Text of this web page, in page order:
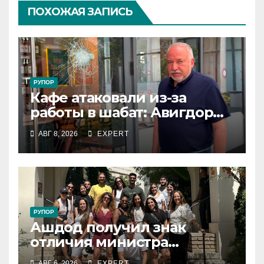
ПОХОЖАЯ ЗАПИСЬ
РУПОР
Кафе атаковали из-за
работы в шабат: Авигдор
Либерман приехал
поддержать владельцев
АВГ 8, 2026 EXPERT
РУПОР
Ашдод получил знак
отличия министра
обороны за поддержку